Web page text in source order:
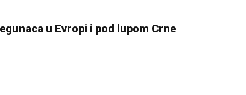
u Evropi i pod lupom Crne